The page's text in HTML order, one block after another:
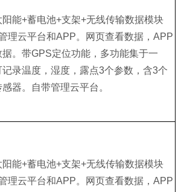
阳能+蓄电池+支架+无线传输数据模块
理云平台和APP。网页查看数据，APP
据。带GPS定位功能，多功能集于一
记录温度，湿度，露点3个参数，含3个
器。自带管理云平台。
阳能+蓄电池+支架+无线传输数据模块
理云平台和APP。网页查看数据，APP